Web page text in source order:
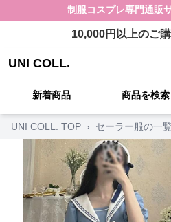
制服コスプレ専門通販
10,000円以上のご
UNI COLL.
新着商品 商品を検索
UNI COLL. TOP › セーラー服の一覧